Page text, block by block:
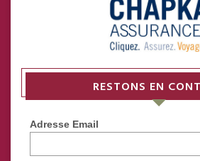
RESTONS EN
Adresse Email